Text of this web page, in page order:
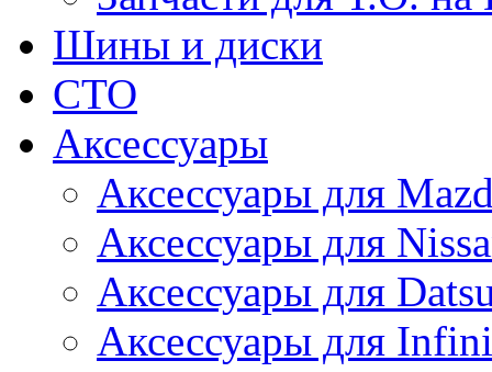
Шины и диски
СТО
Аксессуары
Аксессуары для
Аксессуары для
Аксессуары для
Аксессуары для